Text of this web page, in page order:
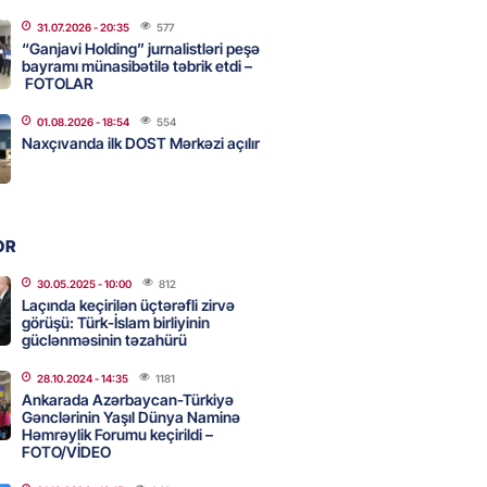
şok açıqlama: Qara və Azov
120 min delfin məhv olub
bağlı bu qaydalar
işdə yeni bağlantı –
Bank”ın 2 səhmdar şirkətinin
- 17:58 274
31.07.2026- 20:35 577
“Ganjavi Holding” jurnalistləri peşə
bayramı münasibətilə təbrik etdi –
FOTOLAR
01.08.2026- 18:54 554
Naxçıvanda ilk DOST Mərkəzi açılır
30.05.2025- 10:00 812
Laçında keçirilən üçtərəfli zirvə
görüşü: Türk-İslam birliyinin
güclənməsinin təzahürü
28.10.2024- 14:35 1181
Ankarada Azərbaycan-Türkiyə
Gənclərinin Yaşıl Dünya Naminə
Həmrəylik Forumu keçirildi –
FOTO/VİDEO